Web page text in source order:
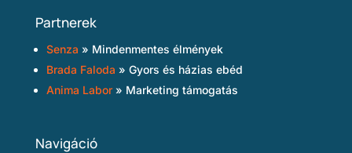
Partnerek
Senza » Mindenmentes élmények
Brada Faloda » Gyors és házias ebéd
Anima Labor» Marketing támogatás
Navigáció